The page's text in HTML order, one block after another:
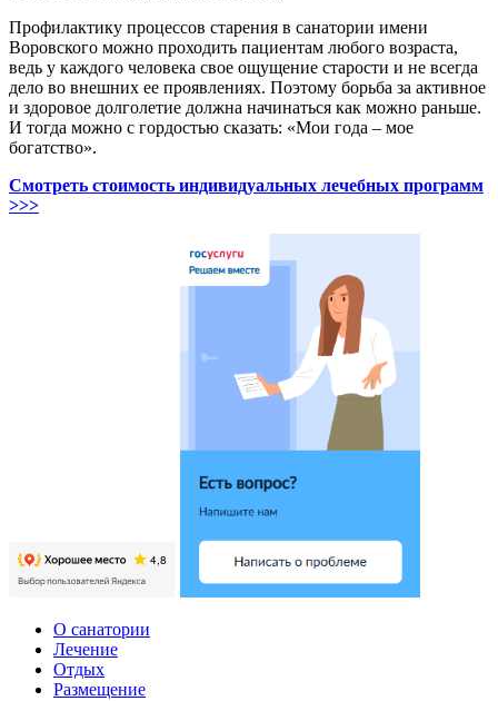
Профилактику процессов старения в санатории имени
Воровского можно проходить пациентам любого возраста,
ведь у каждого человека свое ощущение старости и не всегда
дело во внешних ее проявлениях. Поэтому борьба за активное
и здоровое долголетие должна начинаться как можно раньше.
И тогда можно с гордостью сказать: «Мои года – мое
богатство».
Смотреть стоимость индивидуальных лечебных программ
>>>
О санатории
Лечение
Отдых
Размещение